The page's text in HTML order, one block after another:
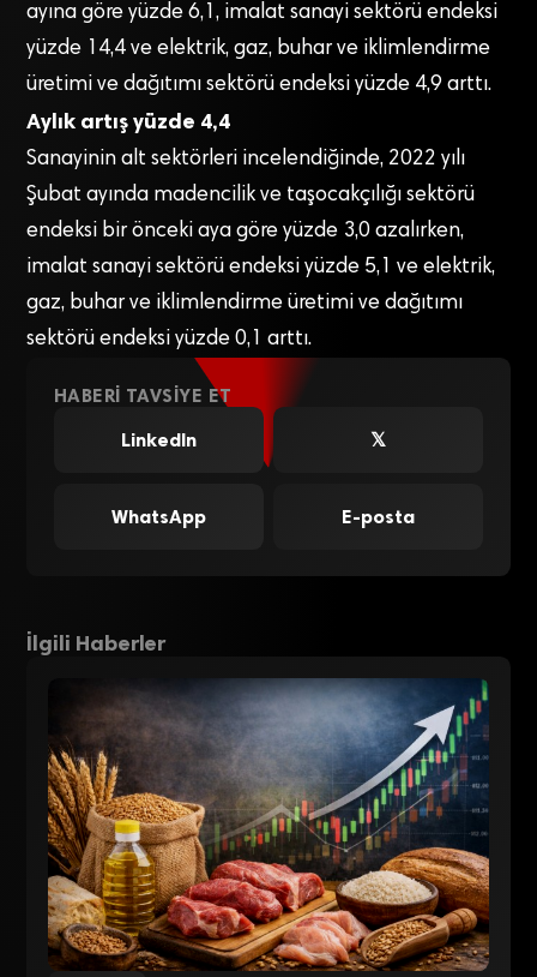
ayına göre yüzde 6,1, imalat sanayi sektörü endeksi
yüzde 14,4 ve elektrik, gaz, buhar ve iklimlendirme
üretimi ve dağıtımı sektörü endeksi yüzde 4,9 arttı.
Aylık artış yüzde 4,4
Sanayinin alt sektörleri incelendiğinde, 2022 yılı
Şubat ayında madencilik ve taşocakçılığı sektörü
endeksi bir önceki aya göre yüzde 3,0 azalırken,
imalat sanayi sektörü endeksi yüzde 5,1 ve elektrik,
gaz, buhar ve iklimlendirme üretimi ve dağıtımı
sektörü endeksi yüzde 0,1 arttı.
HABERI TAVSIYE ET
LinkedIn
𝕏
WhatsApp E-posta
İlgili Haberler